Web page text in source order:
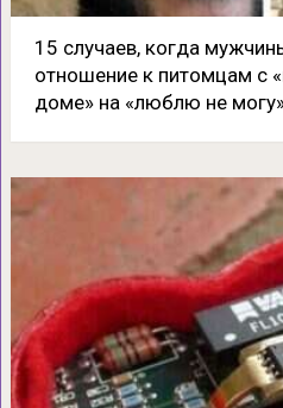
15 случаев, когда
отношение к питомцам с
доме» на «люблю не